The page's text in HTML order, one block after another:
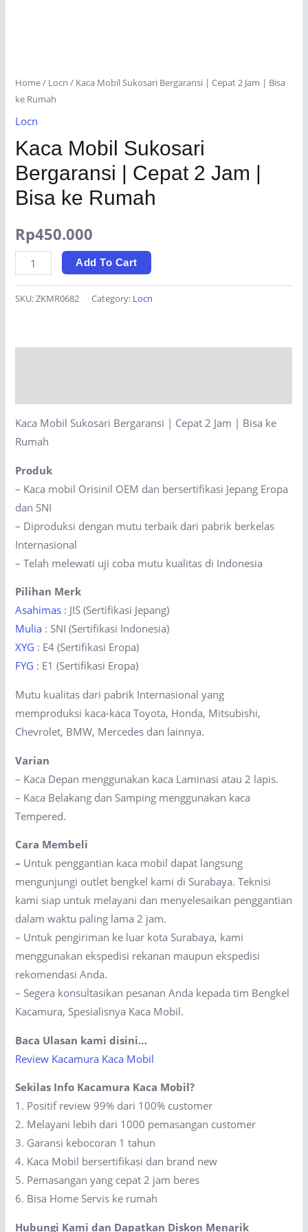
Home/ Locn / Kaca Mobil Sukosari Bergaransi | Cepat 2 Jam | Bisa
ke Rumah
Locn
Kaca Mobil Sukosari
Bergaransi | Cepat 2 Jam |
Bisa ke Rumah
Rp450.000
Kaca
Mobil
Sukosari
|
Bisa
ke
Rumah
quantity
Add To Cart
SKU:ZKMR0682 Category: Locn
Kaca Mobil Sukosari Bergaransi | Cepat 2 Jam | Bisa ke
Rumah
Produk
– Kaca mobil Orisinil OEM dan bersertifikasi Jepang Eropa
dan SNI
– Diproduksi dengan mutu terbaik dari pabrik berkelas
Internasional
– Telah melewati uji coba mutu kualitas di Indonesia
Pilihan Merk
Asahimas : JIS (Sertifikasi Jepang)
Mulia : SNI (Sertifikasi Indonesia)
XYG : E4 (Sertifikasi Eropa)
FYG : E1 (Sertifikasi Eropa)
Mutu kualitas dari pabrik Internasional yang
memproduksi kaca-kaca Toyota, Honda, Mitsubishi,
Chevrolet, BMW, Mercedes dan lainnya.
Varian
– Kaca Depan menggunakan kaca Laminasi atau 2 lapis.
– Kaca Belakang dan Samping menggunakan kaca
Tempered.
Cara Membeli
– Untuk penggantian kaca mobil dapat langsung
mengunjungi outlet bengkel kami di Surabaya. Teknisi
kami siap untuk melayani dan menyelesaikan penggantian
dalam waktu paling lama 2 jam.
– Untuk pengiriman ke luar kota Surabaya, kami
menggunakan ekspedisi rekanan maupun ekspedisi
rekomendasi Anda.
– Segera konsultasikan pesanan Anda kepada tim Bengkel
Kacamura, Spesialisnya Kaca Mobil.
Baca Ulasan kami disini…
Review Kacamura Kaca Mobil
Sekilas Info Kacamura Kaca Mobil?
1. Positif review 99% dari 100% customer
2. Melayani lebih dari 1000 pemasangan customer
3. Garansi kebocoran 1 tahun
4. Kaca Mobil bersertifikasi dan brand new
5. Pemasangan yang cepat 2 jam beres
6. Bisa Home Servis ke rumah
Hubungi Kami dan Dapatkan Diskon Menarik